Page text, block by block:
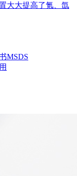
大大提高了氪、氙
MSDS